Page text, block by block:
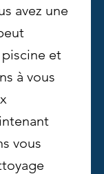
avez une
et
à vous
vous